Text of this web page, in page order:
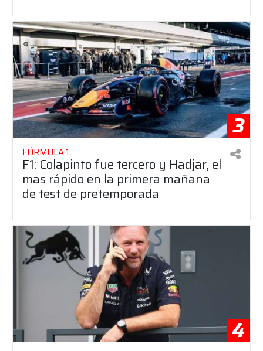
3
FÓRMULA 1
F1: Colapinto fue tercero y Hadjar, el
mas rápido en la primera mañana
de test de pretemporada
4